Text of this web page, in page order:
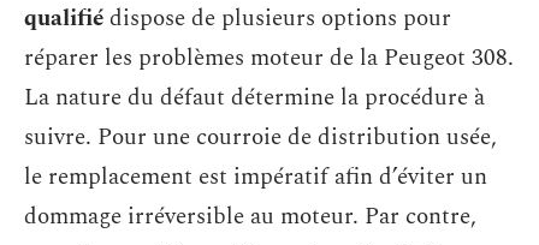
qualifiédispose de plusieurs options pour
réparer les problèmes moteur de la Peugeot 308.
La nature du défaut détermine la procédure à
suivre. Pour une courroie de distribution usée,
le remplacement est impératif afin d’éviter un
dommage irréversible au moteur. Par contre,